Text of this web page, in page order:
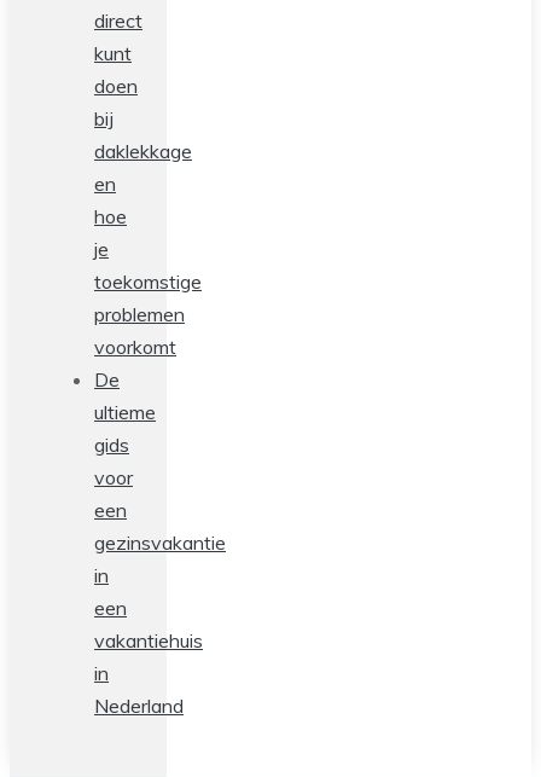
direct
kunt
doen
bij
daklekkage
en
hoe
je
toekomstige
problemen
voorkomt
De
ultieme
gids
voor
een
gezinsvakantie
in
een
vakantiehuis
in
Nederland